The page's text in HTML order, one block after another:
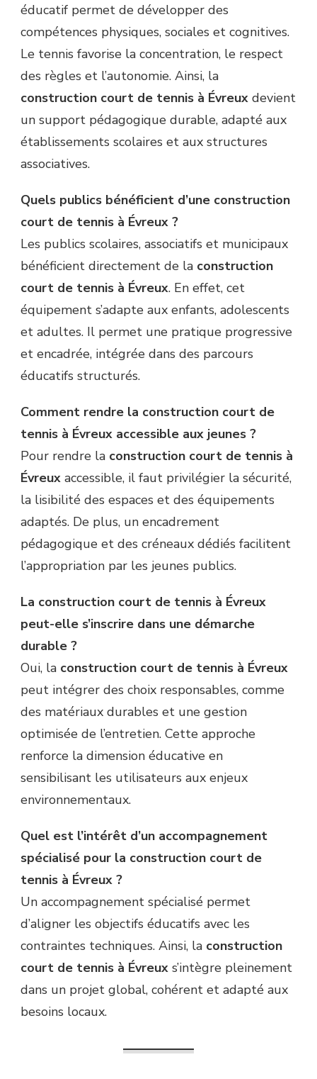
éducatif permet de développer des
compétences physiques, sociales et cognitives.
Le tennis favorise la concentration, le respect
des règles et l’autonomie. Ainsi, la
construction court de tennis à Évreux devient
un support pédagogique durable, adapté aux
établissements scolaires et aux structures
associatives.
Quels publics bénéficient d’une construction
court de tennis à Évreux ?
Les publics scolaires, associatifs et municipaux
bénéficient directement de la construction
court de tennis à Évreux. En effet, cet
équipement s’adapte aux enfants, adolescents
et adultes. Il permet une pratique progressive
et encadrée, intégrée dans des parcours
éducatifs structurés.
Comment rendre la construction court de
tennis à Évreux accessible aux jeunes ?
Pour rendre la construction court de tennis à
Évreux accessible, il faut privilégier la sécurité,
la lisibilité des espaces et des équipements
adaptés. De plus, un encadrement
pédagogique et des créneaux dédiés facilitent
l’appropriation par les jeunes publics.
La construction court de tennis à Évreux
peut-elle s’inscrire dans une démarche
durable ?
Oui, la construction court de tennis à Évreux
peut intégrer des choix responsables, comme
des matériaux durables et une gestion
optimisée de l’entretien. Cette approche
renforce la dimension éducative en
sensibilisant les utilisateurs aux enjeux
environnementaux.
Quel est l’intérêt d’un accompagnement
spécialisé pour la construction court de
tennis à Évreux ?
Un accompagnement spécialisé permet
d’aligner les objectifs éducatifs avec les
contraintes techniques. Ainsi, la construction
court de tennis à Évreux s’intègre pleinement
dans un projet global, cohérent et adapté aux
besoins locaux.